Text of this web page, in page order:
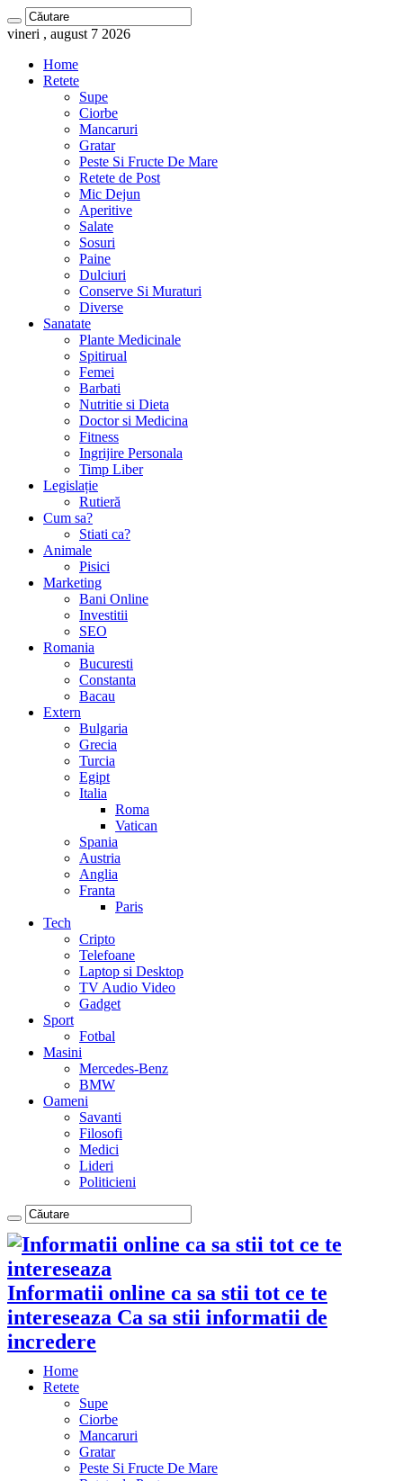
vineri , august 7 2026
Home
Retete
Supe
Ciorbe
Mancaruri
Gratar
Peste Si Fructe De Mare
Retete de Post
Mic Dejun
Aperitive
Salate
Sosuri
Paine
Dulciuri
Conserve Si Muraturi
Diverse
Sanatate
Plante Medicinale
Spitirual
Femei
Barbati
Nutritie si Dieta
Doctor si Medicina
Fitness
Ingrijire Personala
Timp Liber
Legislație
Rutieră
Cum sa?
Stiati ca?
Animale
Pisici
Marketing
Bani Online
Investitii
SEO
Romania
Bucuresti
Constanta
Bacau
Extern
Bulgaria
Grecia
Turcia
Egipt
Italia
Roma
Vatican
Spania
Austria
Anglia
Franta
Paris
Tech
Cripto
Telefoane
Laptop si Desktop
TV Audio Video
Gadget
Sport
Fotbal
Masini
Mercedes-Benz
BMW
Oameni
Savanti
Filosofi
Medici
Lideri
Politicieni
Informatii online ca sa stii tot ce te
intereseaza Ca sa stii informatii de
incredere
Home
Retete
Supe
Ciorbe
Mancaruri
Gratar
Peste Si Fructe De Mare